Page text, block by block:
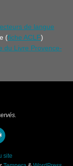
de langue
(fiche ACLF)
du Livre Provence-
site